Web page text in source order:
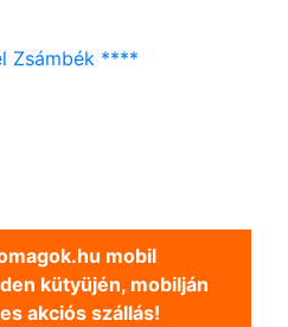
Zsámbék ****
mobil
kütyüjén, mobilján
akciós szállás!